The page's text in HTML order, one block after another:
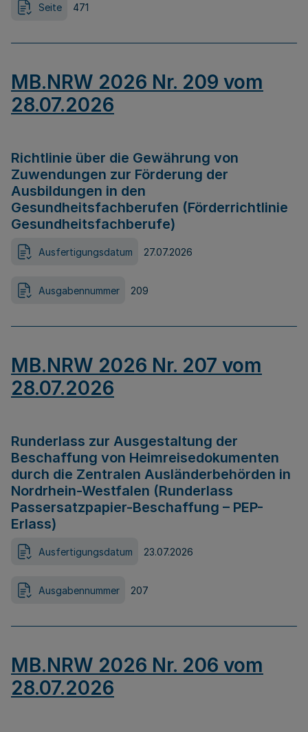
Seite 471
MB.NRW 2026 Nr. 209 vom
28.07.2026
Richtlinie über die Gewährung von
Zuwendungen zur Förderung der
Ausbildungen in den
Gesundheitsfachberufen (Förderrichtlinie
Gesundheitsfachberufe)
Ausfertigungsdatum 27.07.2026
Ausgabennummer 209
MB.NRW 2026 Nr. 207 vom
28.07.2026
Runderlass zur Ausgestaltung der
Beschaffung von Heimreisedokumenten
durch die Zentralen Ausländerbehörden in
Nordrhein-Westfalen (Runderlass
Passersatzpapier-Beschaffung – PEP-
Erlass)
Ausfertigungsdatum 23.07.2026
Ausgabennummer 207
MB.NRW 2026 Nr. 206 vom
28.07.2026